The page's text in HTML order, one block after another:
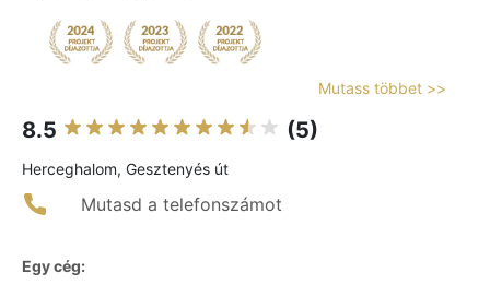
Mutass többet >>
8.5 (5)
Herceghalom, Gesztenyés út
Mutasd a telefonszámot
Egy cég: